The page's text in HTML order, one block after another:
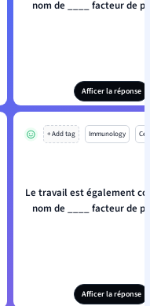
nom de ____ facteur de
Afficer la réponse
+ Add tag Immunology
Le travail est également
nom de ____ facteur de
Afficer la réponse